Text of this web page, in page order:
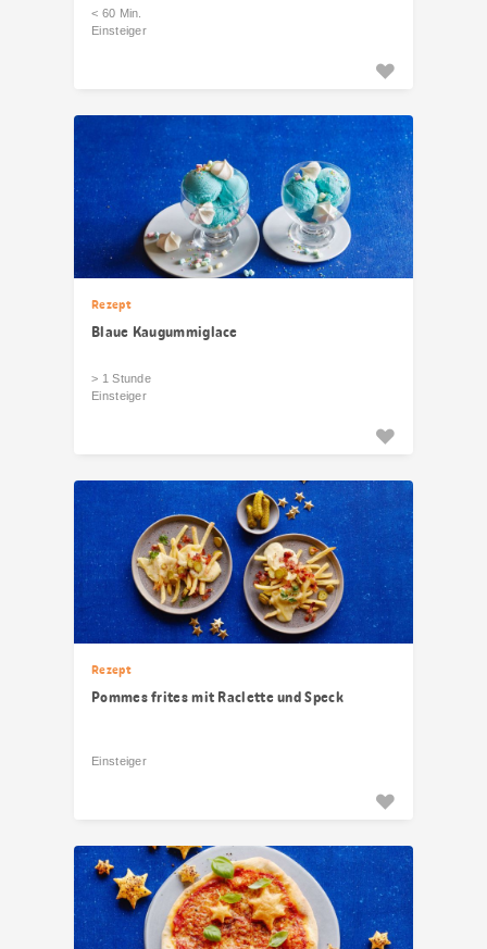
< 60 Min.
Einsteiger
Rezept
Blaue Kaugummiglace
> 1 Stunde
Einsteiger
Rezept
Pommes frites mit Raclette und Speck
Einsteiger